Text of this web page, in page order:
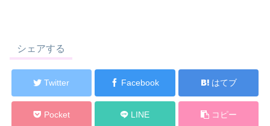
シェアする
Twitter Facebook はてブ
Pocket LINE コピー